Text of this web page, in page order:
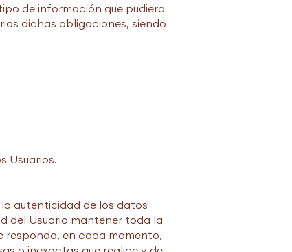
de información que pudiera
dichas obligaciones, siendo
Usuarios.
autenticidad de los datos
del Usuario mantener toda la
responda, en cada momento,